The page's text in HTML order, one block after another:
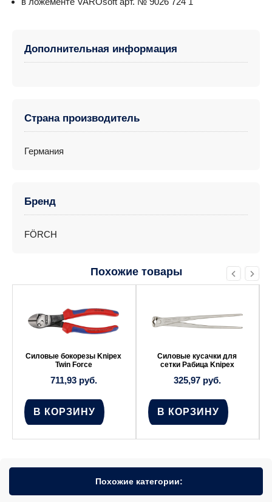
Дополнительная информация
Страна производитель
Германия
Бренд
FÖRCH
Похожие товары
Силовые бокорезы Knipex
Twin Force
711,93 руб.
В КОРЗИНУ
Силовые кусачки для
сетки Рабица Knipex
325,97 руб.
В КОРЗИНУ
Похожие категории: